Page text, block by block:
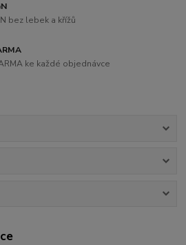
bez lebek a křížů
ke každé objednávce